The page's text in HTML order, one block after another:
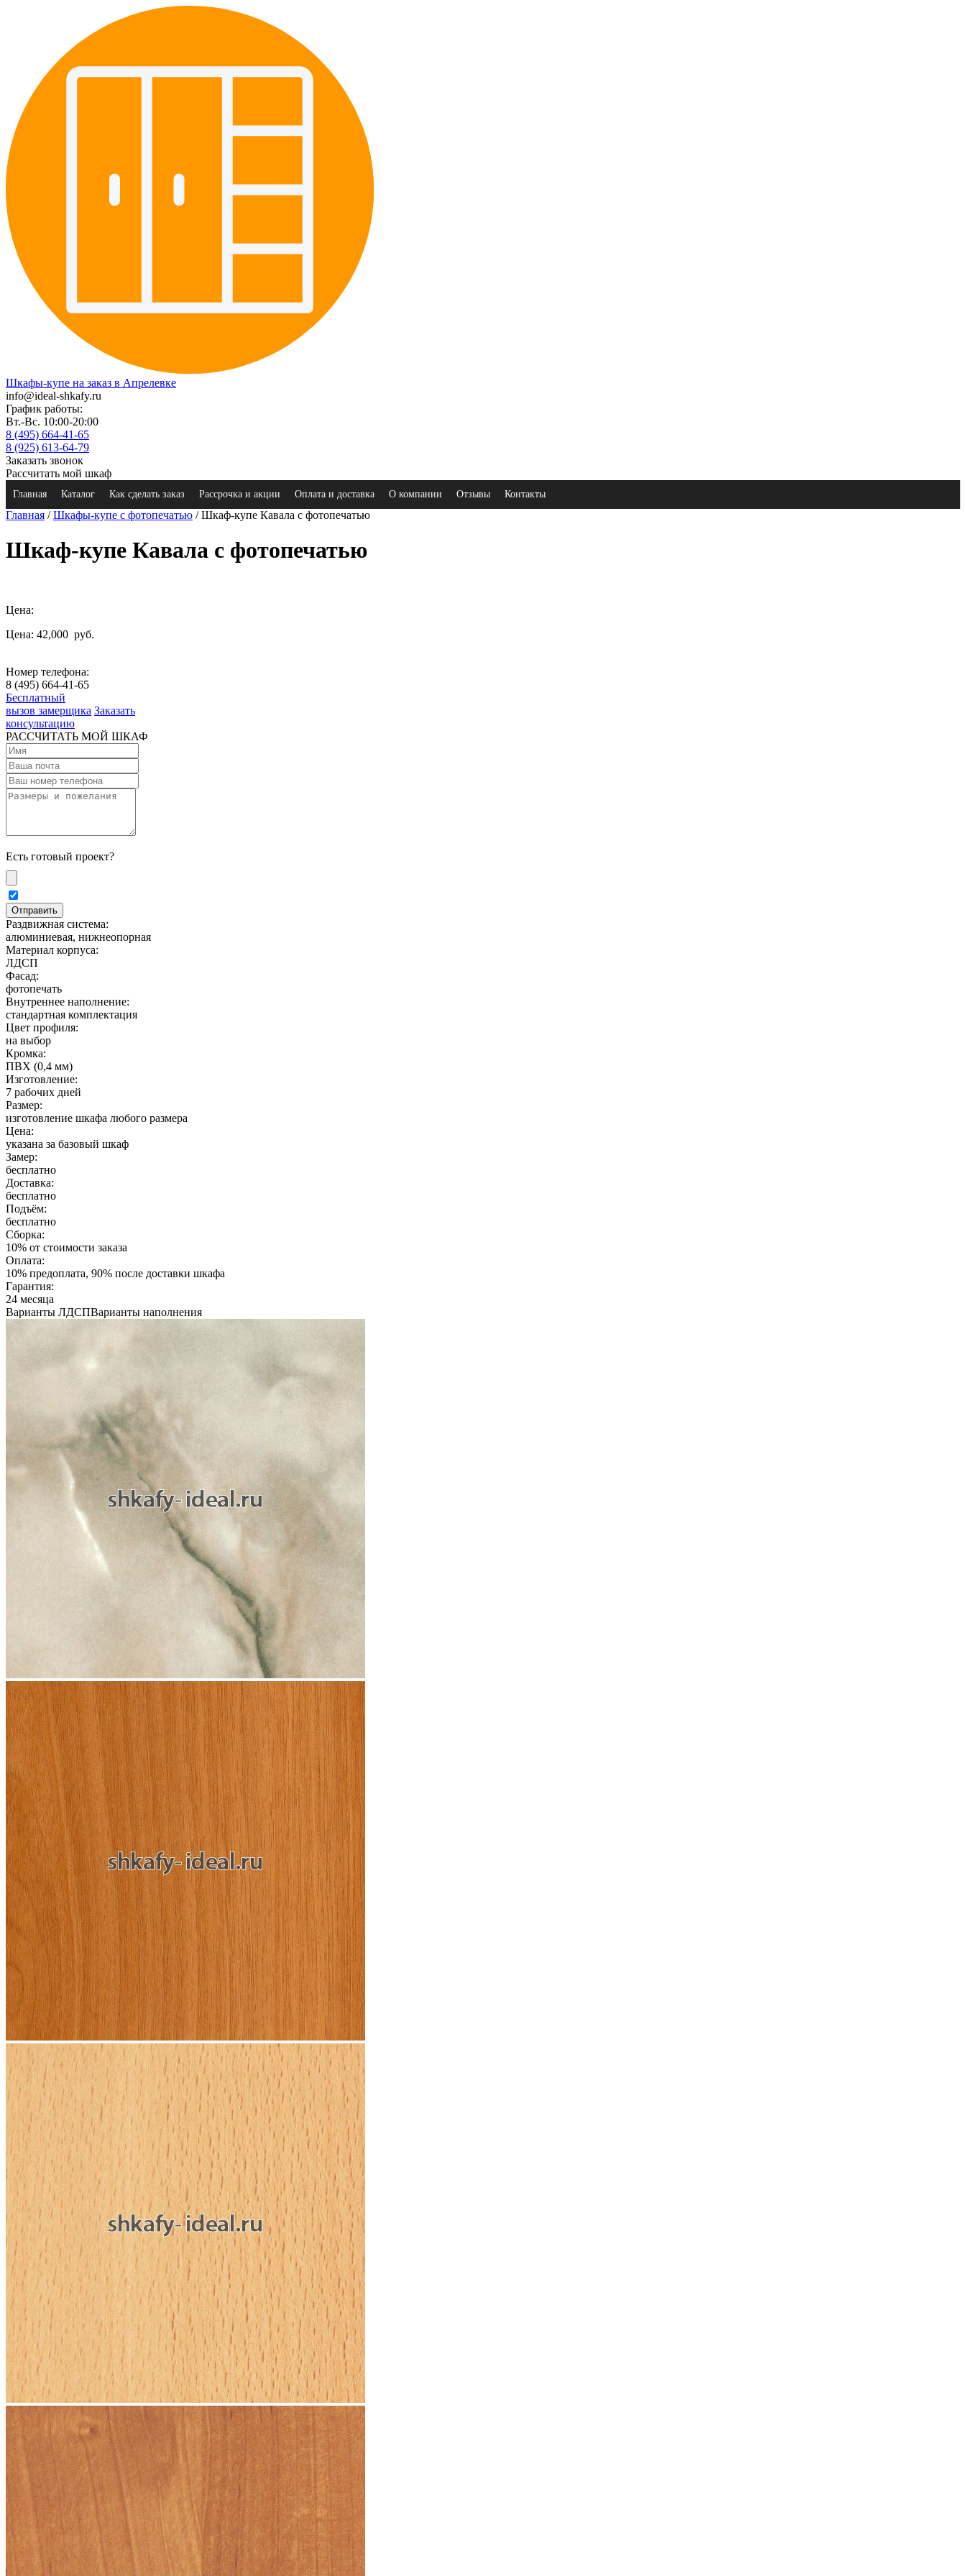
Шкафы-купе на заказ в Апрелевке
info@ideal-shkafy.ru
График работы:
Вт.-Вс. 10:00-20:00
8 (495) 664-41-65
8 (925) 613-64-79
Заказать звонок
Рассчитать мой шкаф
Главная Каталог Как сделать заказ Рассрочка и акции Оплата и доставка О компании Отзывы Контакты
Главная /Шкафы-купе с фотопечатью / Шкаф-купе Кавала с фотопечатью
Шкаф-купе Кавала с фотопечатью
Цена:
Цена: 42,000 руб.
Номер телефона:
8 (495) 664-41-65
Бесплатный
вызов замерщика Заказать
консультацию
РАССЧИТАТЬ МОЙ ШКАФ
Есть готовый проект?
Раздвижная система:
алюминиевая, нижнеопорная
Материал корпуса:
ЛДСП
Фасад:
фотопечать
Внутреннее наполнение:
стандартная комплектация
Цвет профиля:
на выбор
Кромка:
ПВХ (0,4 мм)
Изготовление:
7 рабочих дней
Размер:
изготовление шкафа любого размера
Цена:
указана за базовый шкаф
Замер:
бесплатно
Доставка:
бесплатно
Подъём:
бесплатно
Сборка:
10% от стоимости заказа
Оплата:
10% предоплата, 90% после доставки шкафа
Гарантия:
24 месяца
Варианты ЛДСПВарианты наполнения